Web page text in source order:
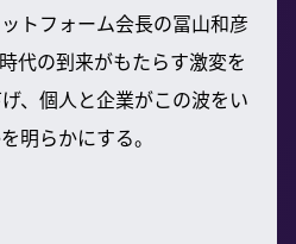
トフォーム会長の冨山和彦
代の到来がもたらす激変を
、個人と企業がこの波をい
明らかにする。